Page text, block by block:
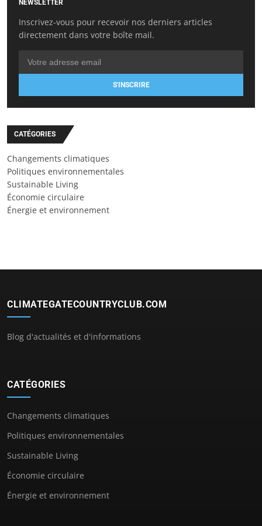
NEWSLETTER
Inscrivez-vous pour recevoir nos derniers articles
directement dans votre boîte mail.
S'INSCRIRE
CATÉGORIES
Changements climatiques
Politiques environnementales
Sustainable Living
Économie circulaire
Énergie et environnement
CLIMATEGATECOUNTRYCLUB.COM
Blog d'actualités et d'informations
CATÉGORIES
Changements climatiques
Politiques environnementales
Sustainable Living
Économie circulaire
Énergie et environnement